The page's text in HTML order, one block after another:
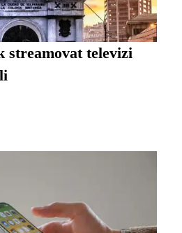
streamovat televizi